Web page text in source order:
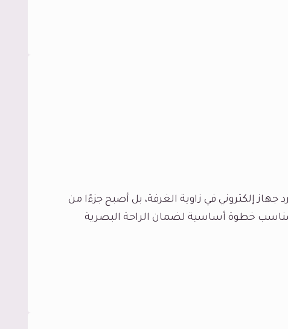
إلكتروني في زاوية الغرفة، بل أصبح جزءًا من
خطوة أساسية لضمان الراحة البصرية